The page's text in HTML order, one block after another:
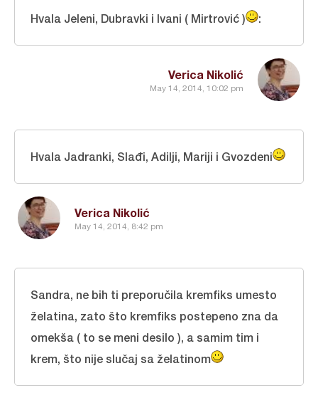
Verica Nikolić
May 14, 2014, 10:02 pm
Hvala Jeleni, Dubravki i Ivani ( Mirtrović ) :
Verica Nikolić
May 14, 2014, 8:42 pm
Hvala Jadranki, Slađi, Adilji, Mariji i Gvozdeni
Sandra, ne bih ti preporučila kremfiks umesto
želatina, zato što kremfiks postepeno zna da
omekša ( to se meni desilo ), a samim tim i
krem, što nije slučaj sa želatinom